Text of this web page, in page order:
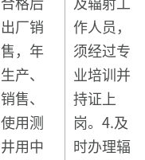
出厂销
售，年
生产、
销售、
使用测
井用中
作人员，
须经过专
业培训并
持证上
岗。4.及
时办理辐